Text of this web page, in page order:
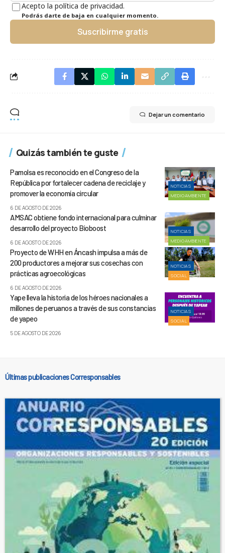
Acepto la política de privacidad.
Podrás darte de baja en cualquier momento.
Suscribirme gratis
Dejar un comentario
Quizás también te guste
NOTICIAS
MEDIOAMBIENTE
Pamolsa es reconocido en el Congreso de la
República por fortalecer cadena de reciclaje y
promover la economía circular
6 DE AGOSTO DE 2026
NOTICIAS
MEDIOAMBIENTE
AMSAC obtiene fondo internacional para culminar
desarrollo del proyecto Bioboost
6 DE AGOSTO DE 2026
NOTICIAS
SOCIAL
Proyecto de WHH en Áncash impulsa a más de
200 productores a mejorar sus cosechas con
prácticas agroecológicas
6 DE AGOSTO DE 2026
NOTICIAS
SOCIAL
Yape lleva la historia de los héroes nacionales a
millones de peruanos a través de sus constancias
de yapeo
5 DE AGOSTO DE 2026
Últimas publicaciones Corresponsables